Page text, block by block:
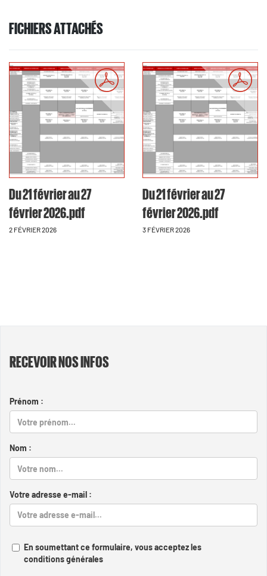
FICHIERS ATTACHÉS
Du 21 février au 27
février 2026.pdf
2 FÉVRIER 2026
Du 21 février au 27
février 2026.pdf
3 FÉVRIER 2026
RECEVOIR NOS INFOS
Prénom :
Nom :
Votre adresse e-mail :
En soumettant ce formulaire, vous acceptez les
conditions générales